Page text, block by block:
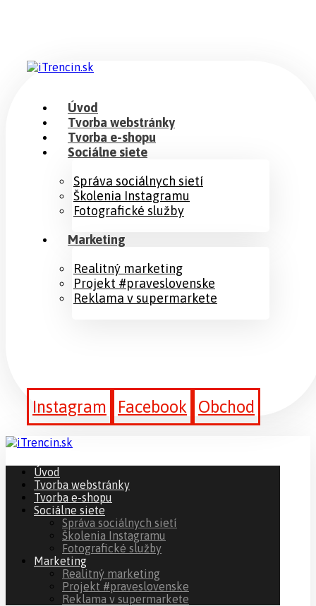
Úvod
Tvorba webstránky
Tvorba e-shopu
Sociálne siete
Správa sociálnych sietí
Školenia Instagramu
Fotografické služby
Marketing
Realitný marketing
Projekt #praveslovenske
Reklama v supermarkete
Instagram Facebook Obchod
Úvod
Tvorba webstránky
Tvorba e-shopu
Sociálne siete
Správa sociálnych sietí
Školenia Instagramu
Fotografické služby
Marketing
Realitný marketing
Projekt #praveslovenske
Reklama v supermarkete